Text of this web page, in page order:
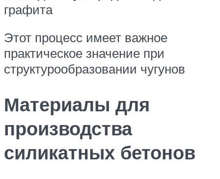
графита
Этот процесс имеет важное
практическое значение при
структурообразовании чугунов
Материалы для
производства
силикатных бетонов